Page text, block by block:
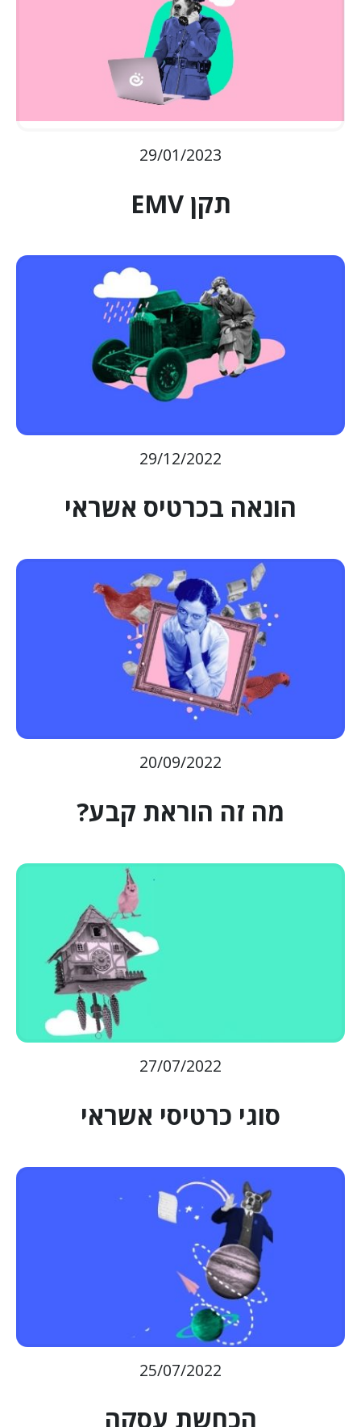
29/01/2023
תקן EMV
29/12/2022
הונאה בכרטיס אשראי
20/09/2022
מה זה הוראת קבע?
27/07/2022
סוגי כרטיסי אשראי
25/07/2022
הכחשת עסקה